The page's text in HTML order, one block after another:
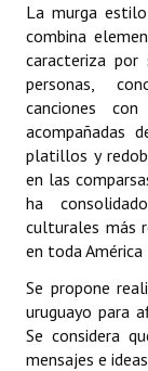
Informes de
Proyectos
Dictámenes
Actas de Sesión
Informes de
Ejecución
Actas de
NORMATIVA
La murga
combina
caracteriza
personas,
canciones
acompañadas
platillos y
en las
ha
culturales más
en toda América
Se propone
uruguayo para
Se considera
mensajes e